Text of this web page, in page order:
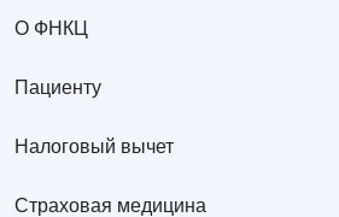
О ФНКЦ
Пациенту
Налоговый вычет
Страховая медицина